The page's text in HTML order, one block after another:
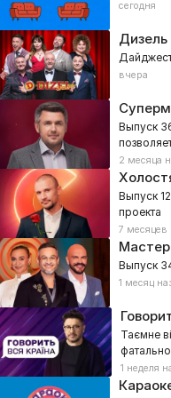
сегодня
вчера
Выпуск
собой?
2 месяца
Выпуск
проекта
7 месяцев
Выпуск
1 месяц
Таємне
1 неделя